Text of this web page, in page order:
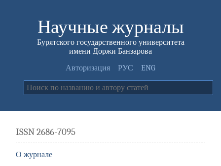
Научные журналы
Бурятского государственного университета
имени Доржи Банзарова
Авторизация
РУС ENG
ISSN 2686-7095
О журнале